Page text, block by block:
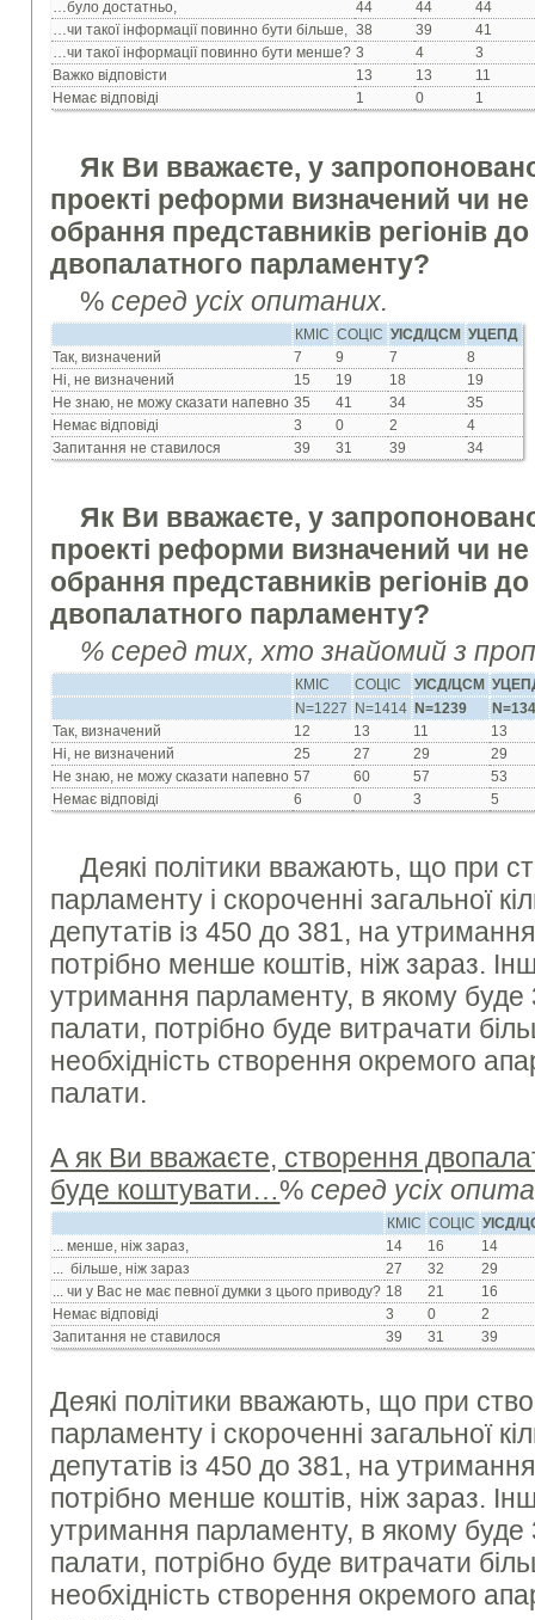
…було достатньо, 44 44
44
…чи такої інформації повинно бути більше, 38 39
41
…чи такої інформації повинно бути менше? 3 4
3
Важко відповісти
13 13
11
Немає відповіді
1 0 1
Як Ви вважаєте, у
проекті реформи визначений чи
обрання представників регіонів
двопалатного парламенту?
%серед усіх опитаних.
КМІС СОЦІС УІСД/ЦСМ
УЦЕПД
Так, визначений
7 9 7
8
Ні, не визначений
15 19 18
19
Не знаю, не можу сказати напевно 35 41 34
35
Немає відповіді
3 0 2
4
Запитання не ставилося
39 31 39 34
Як Ви вважаєте, у
проекті реформи визначений чи
обрання представників регіонів
двопалатного парламенту?
% серед тих, хто знайомий з
КМІС СОЦІС УІСД/ЦСМ
N=1227
N=1414 N=1239
Так, визначений
12 13 11
13
Ні, не визначений
25 27 29
29
Не знаю, не можу сказати напевно 57 60 57
53
Немає відповіді
6 0 3 5
Деякі політики вважають, що при
парламенту і скороченні загальної
депутатів із 450 до 381, на
потрібно менше коштів, ніж зараз.
утримання парламенту, в якому буде
палати, потрібно буде витрачати
необхідність створення окремого
палати.
А як Ви вважаєте, створення
буде коштувати…%серед усіх
КМІС СОЦІС УІСД/
... менше, ніж зараз,
14 16
14
... більше, ніж зараз
27 32
29
... чи у Вас не має певної думки з цього приводу? 18 21
16
Немає відповіді
3 0
2
Запитання не ставилося
39 31 39
Деякі політики вважають, що при
парламенту і скороченні загальної
депутатів із 450 до 381, на
потрібно менше коштів, ніж зараз.
утримання парламенту, в якому буде
палати, потрібно буде витрачати
необхідність створення окремого